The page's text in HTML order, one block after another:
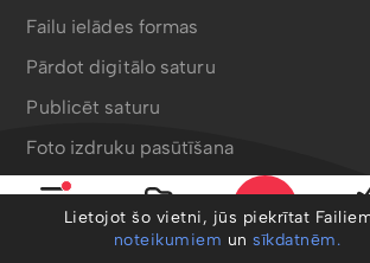
Mani faili
Failu ielādes formas
Pārdot digitālo saturu
Publicēt saturu
Foto izdruku pasūtīšana
Bergafoto drukas produkti
Lietojot šo vietni, jūs piekrītat
noteikumiem unsīkdatnēm.